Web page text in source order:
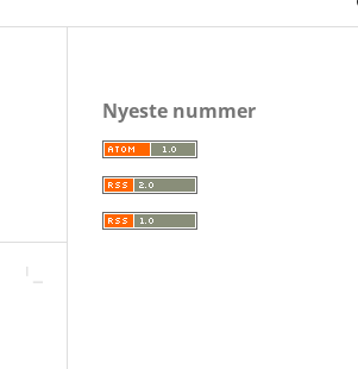
Nyeste nummer